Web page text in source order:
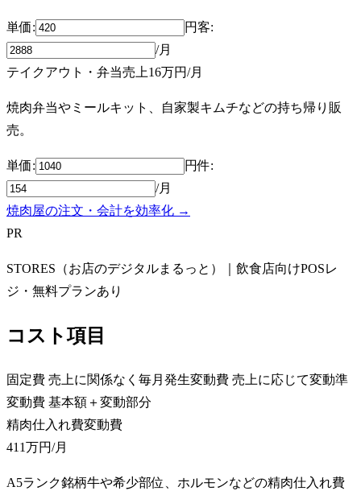
単価: 円客:
/月
テイクアウト・弁当売上16万円/月
焼肉弁当やミールキット、自家製キムチなどの持ち帰り販
売。
単価: 円件:
/月
焼肉屋の注文・会計を効率化 →
PR
STORES（お店のデジタルまるっと）｜飲食店向けPOSレ
ジ・無料プランあり
コスト項目
固定費 売上に関係なく毎月発生変動費 売上に応じて変動準
変動費 基本額＋変動部分
精肉仕入れ費変動費
411万円/月
A5ランク銘柄牛や希少部位、ホルモンなどの精肉仕入れ費